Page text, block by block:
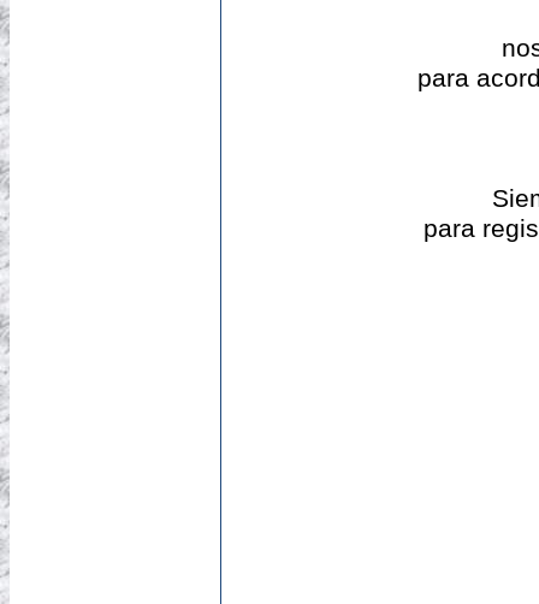
para
para